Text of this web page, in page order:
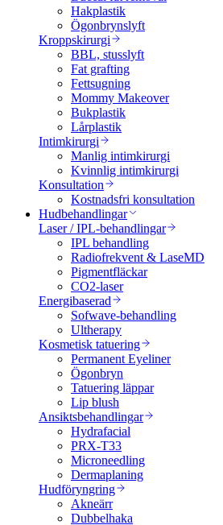
Hakplastik
Ögonbrynslyft
Kroppskirurgi
BBL, stusslyft
Fat grafting
Fettsugning
Mommy Makeover
Bukplastik
Lårplastik
Intimkirurgi
Manlig intimkirurgi
Kvinnlig intimkirurgi
Konsultation
Kostnadsfri konsultation
Hudbehandlingar
Laser / IPL-behandlingar
IPL behandling
Radiofrekvent & LaseMD
Pigmentfläckar
CO2-laser
Energibaserad
Sofwave-behandling
Ultherapy
Kosmetisk tatuering
Permanent Eyeliner
Ögonbryn
Tatuering läppar
Lip blush
Ansiktsbehandlingar
Hydrafacial
PRX-T33
Microneedling
Dermaplaning
Hudföryngring
Akneärr
Dubbelhaka